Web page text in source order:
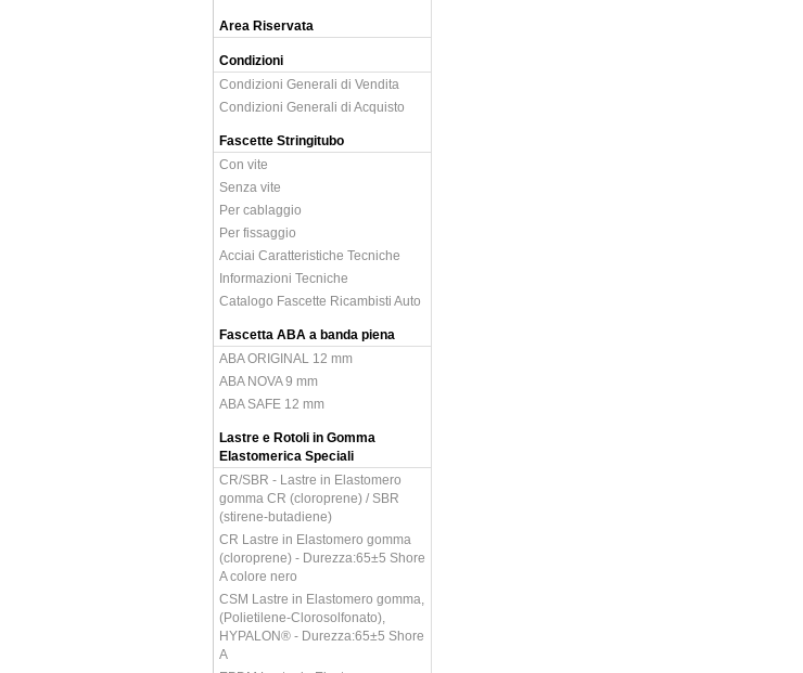
Area Riservata
Condizioni
Condizioni Generali di Vendita
Condizioni Generali di Acquisto
Fascette Stringitubo
Con vite
Senza vite
Per cablaggio
Per fissaggio
Acciai Caratteristiche Tecniche
Informazioni Tecniche
Catalogo Fascette Ricambisti Auto
Fascetta ABA a banda piena
ABA ORIGINAL 12 mm
ABA NOVA 9 mm
ABA SAFE 12 mm
Lastre e Rotoli in Gomma
Elastomerica Speciali
CR/SBR - Lastre in Elastomero
gomma CR (cloroprene) / SBR
(stirene-butadiene)
CR Lastre in Elastomero gomma
(cloroprene) - Durezza:65±5 Shore
A colore nero
CSM Lastre in Elastomero gomma,
(Polietilene-Clorosolfonato),
HYPALON® - Durezza:65±5 Shore
A